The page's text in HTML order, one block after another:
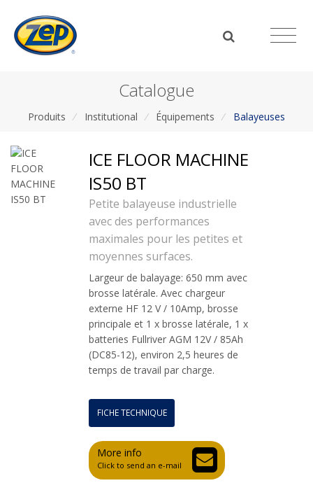
Catalogue
Produits / Institutional / Équipements / Balayeuses
ICE FLOOR MACHINE
IS50 BT
Petite balayeuse industrielle
avec des performances
maximales pour les petites et
moyennes surfaces.
Largeur de balayage: 650 mm avec
brosse latérale. Avec chargeur
externe HF 12 V / 10Amp, brosse
principale et 1 x brosse latérale, 1 x
batteries Fullriver AGM 12V / 85Ah
(DC85-12), environ 2,5 heures de
temps de travail par charge.
FICHE TECHNIQUE
More info
Click to send an e-mail